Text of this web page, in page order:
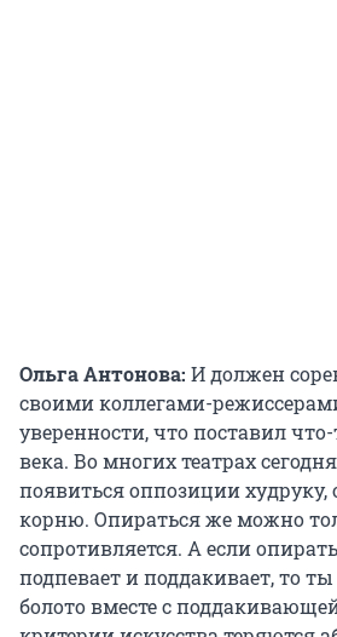
Ольга Антонова: И должен
своими коллегами-
уверенности, что поставил
века. Во многих театрах
появиться оппозиции худруку,
корню. Опираться же можно
сопротивляется. А если
подпевает и поддакивает, то
болото вместе с